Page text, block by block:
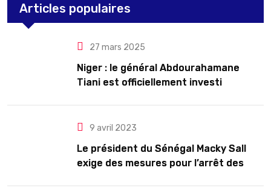
Articles populaires
27 mars 2025
Niger : le général Abdourahamane
Tiani est officiellement investi
9 avril 2023
Le président du Sénégal Macky Sall
exige des mesures pour l’arrêt des